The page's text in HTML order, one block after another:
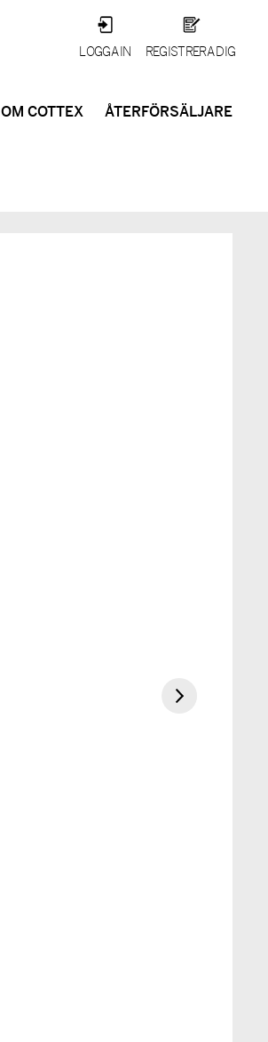
LOGGA IN REGISTRERA DIG
ÅTERFÖRSÄLJARE
OM COTTEX